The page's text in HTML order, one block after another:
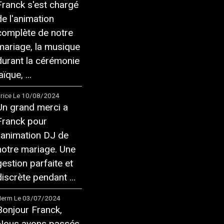
s'est chargé
l'animation
de notre
la musique
la cérémonie
...
Le 10/08/2024
grand merci a
pour
DJ de
mariage. Une
parfaite et
pendant ...
Le 03/07/2024
Franck,